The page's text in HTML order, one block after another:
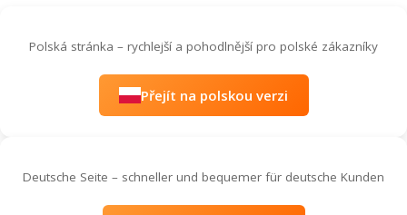
Polská stránka – rychlejší a pohodlnější pro polské zákazníky
Přejít na polskou verzi
Deutsche Seite – schneller und bequemer für deutsche Kunden